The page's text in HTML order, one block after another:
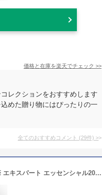
価格と在庫を楽天でチェック >>
レクションをおすすめします
めた贈り物にはぴったりの一
全てのおすすめコメント (29件) >
【あす楽対応可】名入れ 万年筆 ウォーターマン WATERMAN 万年筆 エキスパート エッセンシャル2019 ES ダークブルー/ダークレッド/ブラック/マットブラック/メタリック S21038 S22431 名前入り 名入り ギフト プレゼント お祝い 記念品